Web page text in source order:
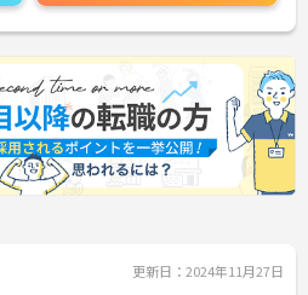
更新日：2024年11月27日